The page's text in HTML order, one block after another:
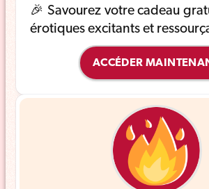
🎉 Savourez votre cadeau
érotiques excitants et
ACCÉDER